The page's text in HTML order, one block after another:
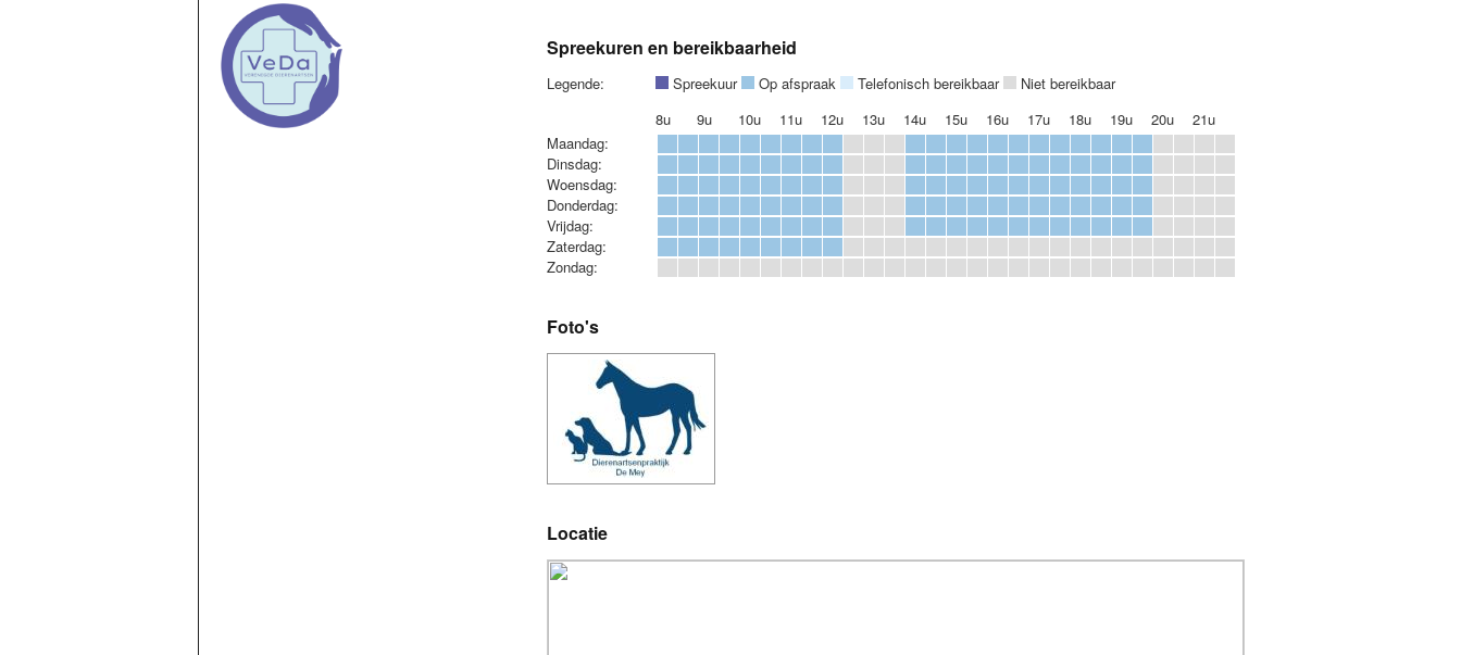
Spreekuren en bereikbaarheid
Legende: Spreekuur Op afspraak Telefonisch bereikbaar
Niet bereikbaar
8u
9u 10u 11u 12u 13u 14u 15u 16u 17u 18u 19u 20u
21u
Maandag:
Dinsdag:
Woensdag:
Donderdag:
Vrijdag:
Zaterdag:
Zondag:
Foto's
Locatie